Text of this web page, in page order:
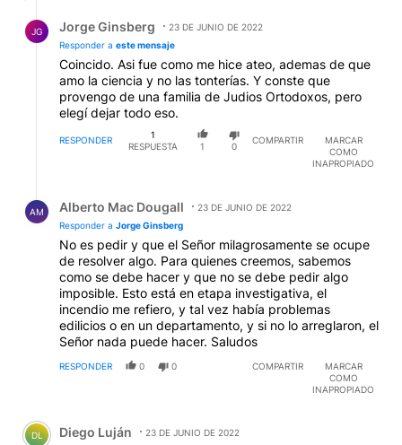
JG Jorge Ginsberg
23 DE JUNIO DE 2022
Responder a este mensaje
Coincido. Asi fue como me hice ateo, ademas de que
amo la ciencia y no las tonterías. Y conste que
provengo de una familia de Judios Ortodoxos, pero
elegí dejar todo eso.
RESPONDER
1
RESPUESTA
1 0
COMPARTIR
MARCAR
COMO
INAPROPIADO
AM Alberto Mac Dougall
23 DE JUNIO DE 2022
Responder a Jorge Ginsberg
No es pedir y que el Señor milagrosamente se ocupe
de resolver algo. Para quienes creemos, sabemos
como se debe hacer y que no se debe pedir algo
imposible. Esto está en etapa investigativa, el
incendio me refiero, y tal vez había problemas
edilicios o en un departamento, y si no lo arreglaron, el
Señor nada puede hacer. Saludos
RESPONDER 0 0 COMPARTIR
MARCAR
COMO
INAPROPIADO
Comentario de Diego Luján.
DL Diego Luján 23 DE JUNIO DE 2022